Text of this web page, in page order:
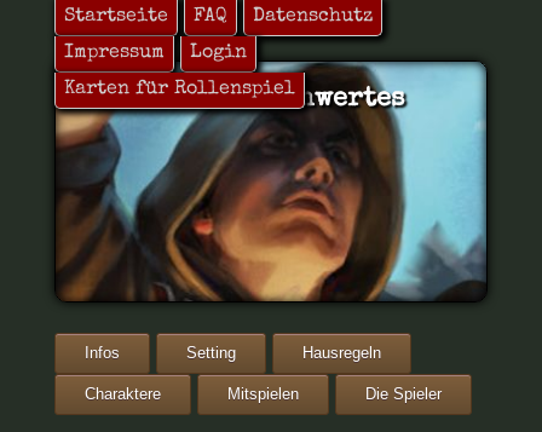
Startseite FAQ
Datenschutz
Impressum
Login
Karten für Rollenspiel
Jeinseits des Schwertes
Infos Setting Hausregeln
Charaktere Mitspielen Die Spieler